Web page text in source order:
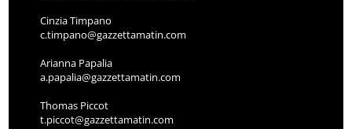
Cinzia Timpano
c.timpano@gazzettamatin.com
Arianna Papalia
a.papalia@gazzettamatin.com
Thomas Piccot
t.piccot@gazzettamatin.com